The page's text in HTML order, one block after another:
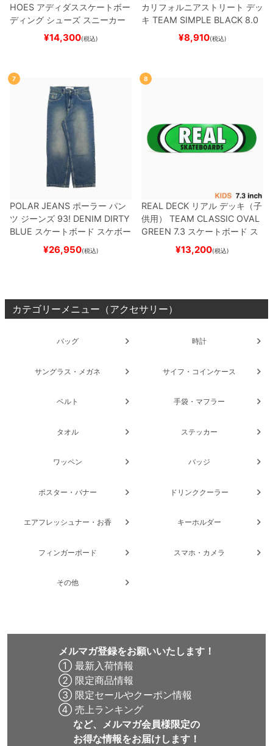
HOES アディダススケートボー
ディング シューズ スニーカー
スーパースターSUPERSTAR A
BLACK/WHITE/WHITE
ー
¥14,300(税込)
カリフォルニアストリート デッ
キ TEAM SIMPLE BLACK 8.0
ブランク（BBS / GENERATO
スケートボード スケボー
¥8,910(税込)
7
POLAR JEANS ポーラー パン
ツ ジーンズ 93! DENIM DIRTY
BLUE スケートボード スケボー
¥26,950(税込)
8
REAL DECK リアル デッキ（子
供用）
TEAM CLASSIC OVAL
GREEN 7.3 スケートボード ス
¥13,200(税込)
カテゴリーメニュー（アクセサリー）
バッグ 時計
サングラス・メガネ サイフ・コインケース
ベルト 手袋・マフラー
タオル ステッカー
ワッペン バッジ
ポスター・バナー ドリンククーラー
エアフレッシュナー・お香 キーホルダー
フィンガーボード スマホ・カメラ
その他
メルマガ登録をお願いいたします！
① 最新入荷情報
② 限定商品情報
③ 限定セールやクーポン情報
④ 売上ランキング
など、メルマガ会員様限定の
お得な情報をお届けします！